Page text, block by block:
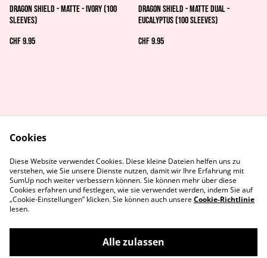
Dragon Shield - Matte - Ivory (100
Sleeves)
CHF 9.95
Dragon Shield - Matte Dual -
Eucalyptus (100 Sleeves)
CHF 9.95
Datenschutz
Cookie-Richtlinie
Kontaktiere uns
Cookies
Diese Website verwendet Cookies. Diese kleine Dateien helfen uns zu
verstehen, wie Sie unsere Dienste nutzen, damit wir Ihre Erfahrung mit
SumUp noch weiter verbessern können. Sie können mehr über diese
Cookies erfahren und festlegen, wie sie verwendet werden, indem Sie auf
„Cookie-Einstellungen” klicken. Sie können auch unsereCookie-Richtlinie
lesen.
Alle zulassen